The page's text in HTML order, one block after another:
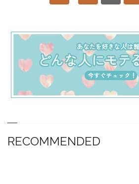
RECOMMENDED